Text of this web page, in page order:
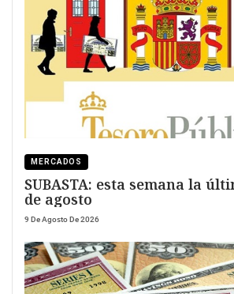
MERCADOS
SUBASTA: esta semana la
de agosto
9 De Agosto De 2026